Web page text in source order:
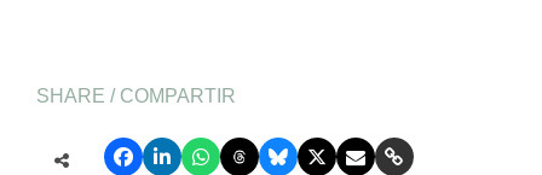
SHARE / COMPARTIR